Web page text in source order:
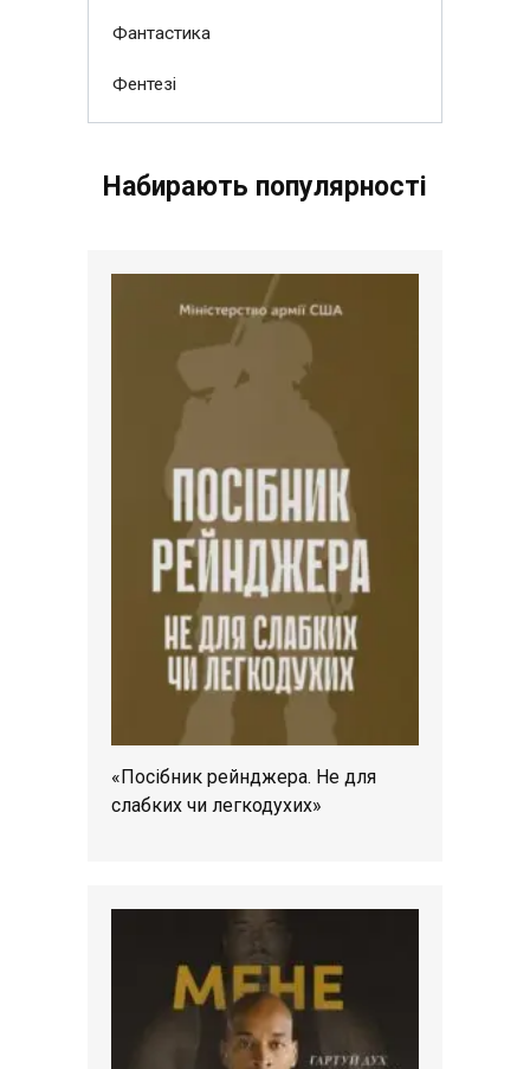
Фантастика
Фентезі
Набирають популярності
«Посібник рейнджера. Не для
слабких чи легкодухих»